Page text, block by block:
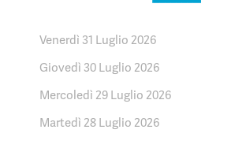
Venerdì 31 Luglio 2026
Giovedì 30 Luglio 2026
Mercoledì 29 Luglio 2026
Martedì 28 Luglio 2026